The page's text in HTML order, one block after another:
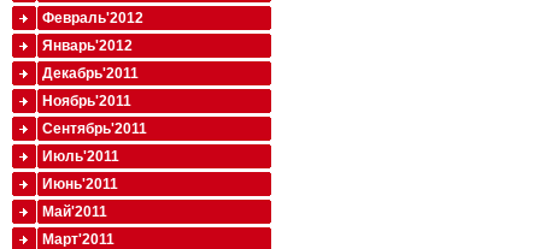
Февраль'2012
Январь'2012
Декабрь'2011
Ноябрь'2011
Сентябрь'2011
Июль'2011
Июнь'2011
Май'2011
Март'2011